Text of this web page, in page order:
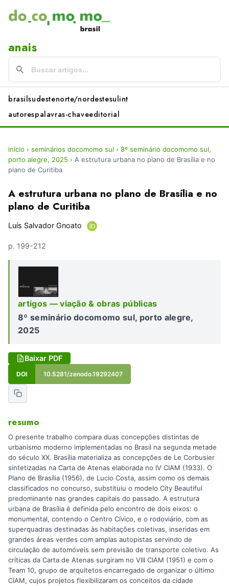
anais
brasilsudestenorte/nordestesulint
autorespalavras-chaveeditorial
início › seminários docomomo sul › 8º seminário docomomo sul,
porto alegre, 2025 › A estrutura urbana no plano de Brasília e no
plano de Curitiba
A estrutura urbana no plano de Brasília e no
plano de Curitiba
Luís Salvador Gnoato
p. 199-212
artigos — viação & obras públicas
8º seminário docomomo sul, porto alegre,
2025
Baixar PDF
DOI 10.5281/zenodo.19292407
resumo
O presente trabalho compara duas concepções distintas de
urbanismo moderno implementadas no Brasil na segunda metade
do século XX. Brasília materializa as concepções de Le Corbusier
sintetizadas na Carta de Atenas elaborada no IV CIAM (1933). O
Plano de Brasília (1956), de Lucio Costa, assim como os demais
classificados no concurso, substituiu o modelo City Beautiful
predominante nas grandes capitais do passado. A estrutura
urbana de Brasília é definida pelo encontro de dois eixos: o
monumental, contendo o Centro Cívico, e o rodoviário, com as
superquadras destinadas às habitações coletivas, inseridas em
grandes áreas verdes com amplas autopistas servindo de
circulação de automóveis sem previsão de transporte coletivo. As
críticas da Carta de Atenas surgiram no VIII CIAM (1951) e com o
Team 10, grupo de arquitetos encarregado de organizar o último
CIAM, cujos projetos flexibilizaram os conceitos da cidade